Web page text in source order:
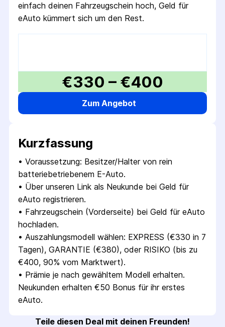
einfach deinen Fahrzeugschein hoch, Geld für
eAuto kümmert sich um den Rest.
€330 – €400
Zum Angebot
Kurzfassung
• Voraussetzung: Besitzer/Halter von rein
batteriebetriebenem E-Auto.
• Über unseren Link als Neukunde bei Geld für
eAuto registrieren.
• Fahrzeugschein (Vorderseite) bei Geld für eAuto
hochladen.
• Auszahlungsmodell wählen: EXPRESS (€330 in 7
Tagen), GARANTIE (€380), oder RISIKO (bis zu
€400, 90% vom Marktwert).
• Prämie je nach gewähltem Modell erhalten.
Neukunden erhalten €50 Bonus für ihr erstes
eAuto.
Teile diesen Deal mit deinen Freunden!